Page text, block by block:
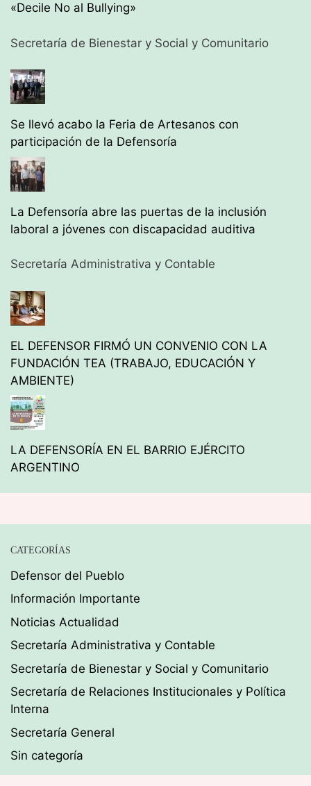
«Decile No al Bullying»
Secretaría de Bienestar y Social y Comunitario
Se llevó acabo la Feria de Artesanos con
participación de la Defensoría
La Defensoría abre las puertas de la inclusión
laboral a jóvenes con discapacidad auditiva
Secretaría Administrativa y Contable
EL DEFENSOR FIRMÓ UN CONVENIO CON LA
FUNDACIÓN TEA (TRABAJO, EDUCACIÓN Y
AMBIENTE)
LA DEFENSORÍA EN EL BARRIO EJÉRCITO
ARGENTINO
CATEGORÍAS
Defensor del Pueblo
Información Importante
Noticias Actualidad
Secretaría Administrativa y Contable
Secretaría de Bienestar y Social y Comunitario
Secretaría de Relaciones Institucionales y Política
Interna
Secretaría General
Sin categoría